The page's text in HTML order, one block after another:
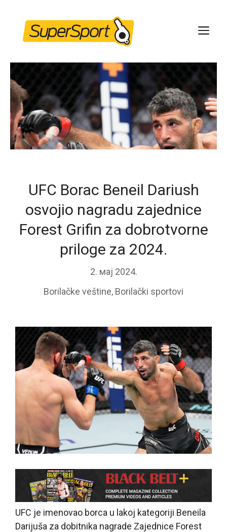
content
UFC Borac Beneil Dariush
osvojio nagradu zajednice
Forest Grifin za dobrotvorne
priloge za 2024.
2. мај 2024.
Borilačke veštine, Borilački sportovi
UFC je imenovao borca u lakoj kategoriji Beneila
Darijuša za dobitnika nagrade Zajednice Forest